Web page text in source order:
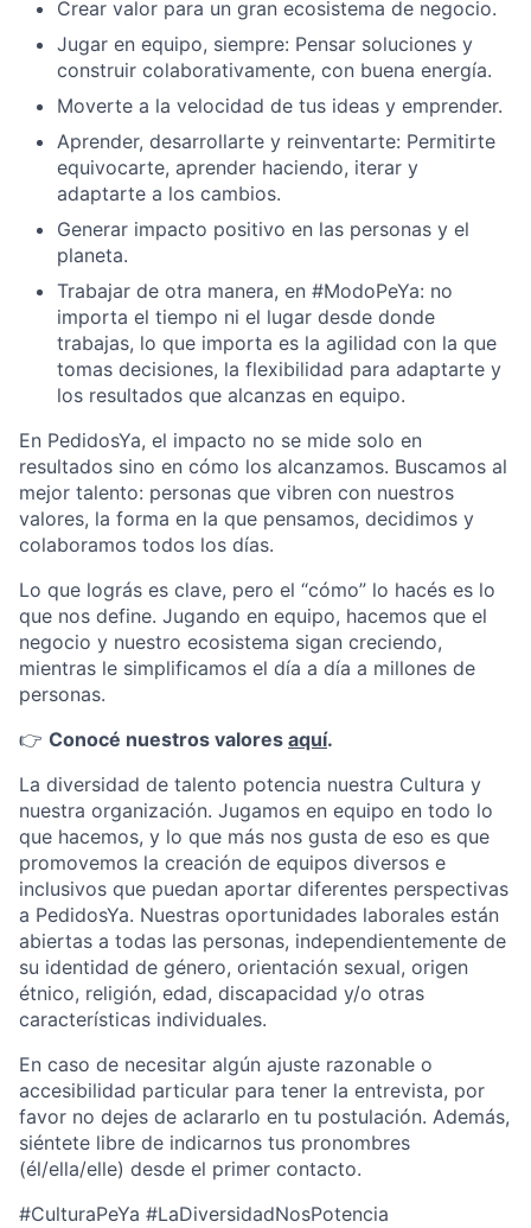
Crear valor para un gran ecosistema de negocio.
Jugar en equipo, siempre: Pensar soluciones y
construir colaborativamente, con buena energía.
Moverte a la velocidad de tus ideas y emprender.
Aprender, desarrollarte y reinventarte: Permitirte
equivocarte, aprender haciendo, iterar y
adaptarte a los cambios.
Generar impacto positivo en las personas y el
planeta.
Trabajar de otra manera, en #ModoPeYa: no
importa el tiempo ni el lugar desde donde
trabajas, lo que importa es la agilidad con la que
tomas decisiones, la flexibilidad para adaptarte y
los resultados que alcanzas en equipo.
En PedidosYa, el impacto no se mide solo en
resultados sino en cómo los alcanzamos. Buscamos al
mejor talento: personas que vibren con nuestros
valores, la forma en la que pensamos, decidimos y
colaboramos todos los días.
Lo que lográs es clave, pero el “cómo” lo hacés es lo
que nos define. Jugando en equipo, hacemos que el
negocio y nuestro ecosistema sigan creciendo,
mientras le simplificamos el día a día a millones de
personas.
👉 Conocé nuestros valores aquí.
La diversidad de talento potencia nuestra Cultura y
nuestra organización. Jugamos en equipo en todo lo
que hacemos, y lo que más nos gusta de eso es que
promovemos la creación de equipos diversos e
inclusivos que puedan aportar diferentes perspectivas
a PedidosYa. Nuestras oportunidades laborales están
abiertas a todas las personas, independientemente de
su identidad de género, orientación sexual, origen
étnico, religión, edad, discapacidad y/o otras
características individuales.
En caso de necesitar algún ajuste razonable o
accesibilidad particular para tener la entrevista, por
favor no dejes de aclararlo en tu postulación. Además,
siéntete libre de indicarnos tus pronombres
(él/ella/elle) desde el primer contacto.
#CulturaPeYa #LaDiversidadNosPotencia